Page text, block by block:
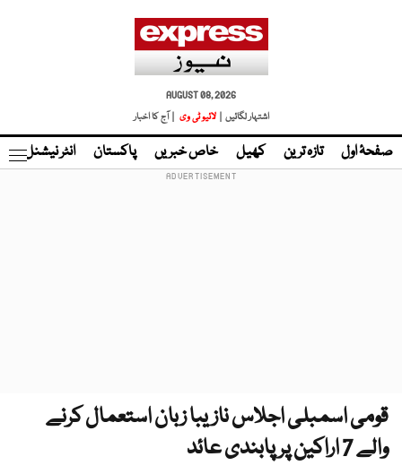
AUGUST 08, 2026
اشتہار لگائیں |
لائیو ٹی وی | آج کا اخبار
صفحۂ اول تازہ ترین کھیل خاص خبریں پاکستان انٹر نیشنل
قومی اسمبلی اجلاس نازیبا زبان استعمال کرنے
والے 7 اراکین پر پابندی عائد